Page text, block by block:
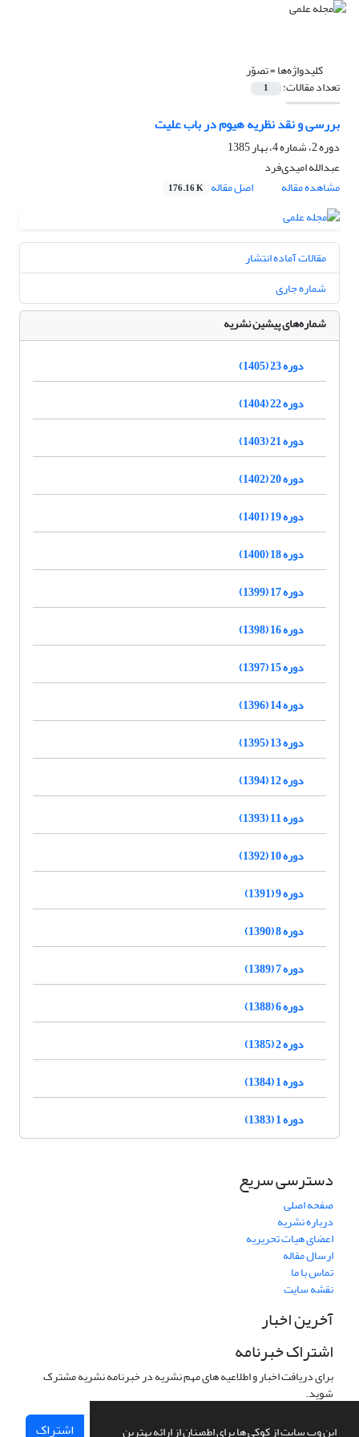
این وب سایت از کوکی ها برای اطمینان از ارائه بهترین
کلیدواژه‌ها =تصوّر
تعداد مقالات: 1
بررسی و نقد نظریه هیوم در باب علیت
دوره 2، شماره 4، بهار 1385
عبدالله امیدی‌فرد
مشاهده مقاله
اصل مقاله 176.16 K
مقالات آماده انتشار
شماره جاری
شماره‌های پیشین نشریه
دوره 23 (1405)
دوره 22 (1404)
دوره 21 (1403)
دوره 20 (1402)
دوره 19 (1401)
دوره 18 (1400)
دوره 17 (1399)
دوره 16 (1398)
دوره 15 (1397)
دوره 14 (1396)
دوره 13 (1395)
دوره 12 (1394)
دوره 11 (1393)
دوره 10 (1392)
دوره 9 (1391)
دوره 8 (1390)
دوره 7 (1389)
دوره 6 (1388)
دوره 2 (1385)
دوره 1 (1384)
دوره 1 (1383)
دسترسی سریع
صفحه اصلی
درباره نشریه
اعضای هیات تحریریه
ارسال مقاله
تماس با ما
نقشه سایت
آخرین اخبار
اشتراک خبرنامه
برای دریافت اخبار و اطلاعیه های مهم نشریه در خبرنامه نشریه مشترک
شوید.
اشتراک